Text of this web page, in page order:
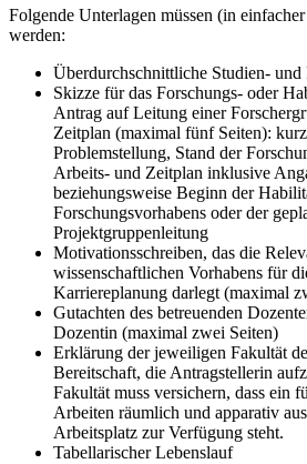
Folgende Unterlagen müssen (in
werden:
Überdurchschnittliche Studien- und
Skizze für das Forschungs- oder
Antrag auf Leitung einer
Zeitplan (maximal fünf Seiten):
Problemstellung, Stand der
Arbeits- und Zeitplan inklusive
beziehungsweise Beginn der
Forschungsvorhabens oder der
Projektgruppenleitung
Motivationsschreiben, das die
wissenschaftlichen Vorhabens für
Karriereplanung darlegt (maximal
Gutachten des betreuenden
Dozentin (maximal zwei Seiten)
Erklärung der jeweiligen Fakultät
Bereitschaft, die Antragstellerin
Fakultät muss versichern, dass ein
Arbeiten räumlich und apparativ
Arbeitsplatz zur Verfügung steht.
Tabellarischer Lebenslauf